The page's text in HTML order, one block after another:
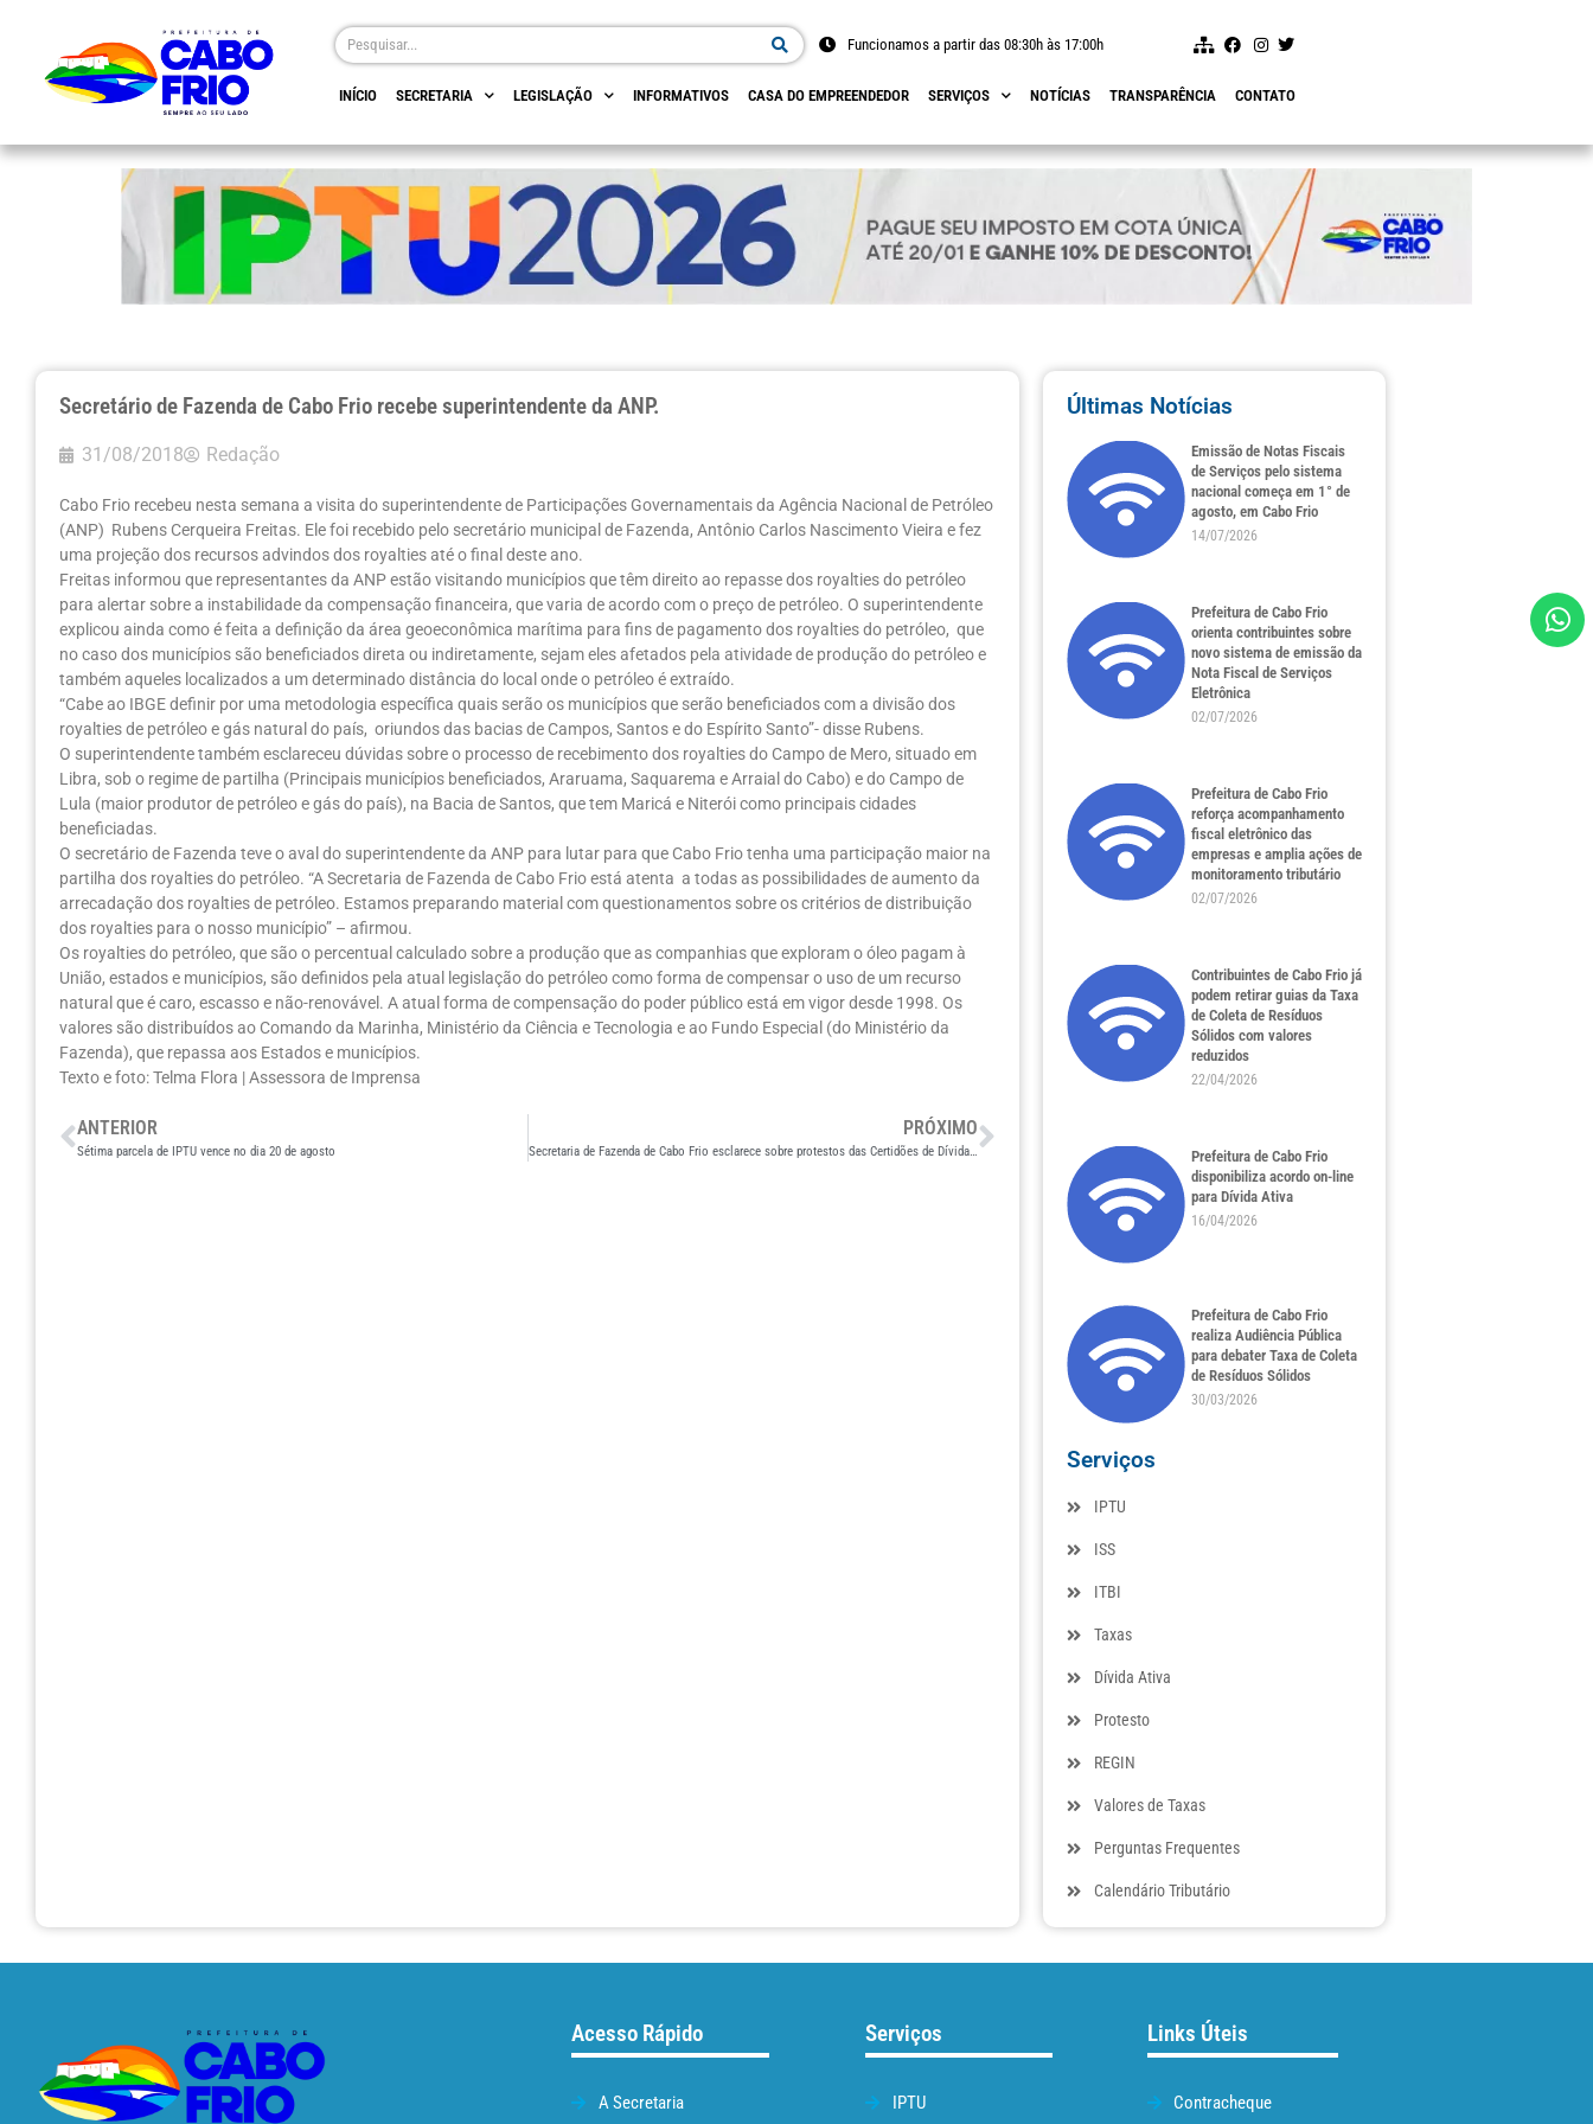
Funcionamos a partir das 08:30h às 17:00h
INÍCIO SECRETARIA LEGISLAÇÃO INFORMATIVOS CASA DO EMPREENDEDOR SERVIÇOS NOTÍCIAS TRANSPARÊNCIA CONTATO
Secretário de Fazenda de Cabo Frio recebe superintendente da ANP.
31/08/2018 Redação
Cabo Frio recebeu nesta semana a visita do superintendente de Participações Governamentais da Agência Nacional de Petróleo
(ANP) Rubens Cerqueira Freitas. Ele foi recebido pelo secretário municipal de Fazenda, Antônio Carlos Nascimento Vieira e fez
uma projeção dos recursos advindos dos royalties até o final deste ano.
Freitas informou que representantes da ANP estão visitando municípios que têm direito ao repasse dos royalties do petróleo
para alertar sobre a instabilidade da compensação financeira, que varia de acordo com o preço de petróleo. O superintendente
explicou ainda como é feita a definição da área geoeconômica marítima para fins de pagamento dos royalties do petróleo, que
no caso dos municípios são beneficiados direta ou indiretamente, sejam eles afetados pela atividade de produção do petróleo e
também aqueles localizados a um determinado distância do local onde o petróleo é extraído.
“Cabe ao IBGE definir por uma metodologia específica quais serão os municípios que serão beneficiados com a divisão dos
royalties de petróleo e gás natural do país, oriundos das bacias de Campos, Santos e do Espírito Santo”- disse Rubens.
O superintendente também esclareceu dúvidas sobre o processo de recebimento dos royalties do Campo de Mero, situado em
Libra, sob o regime de partilha (Principais municípios beneficiados, Araruama, Saquarema e Arraial do Cabo) e do Campo de
Lula (maior produtor de petróleo e gás do país), na Bacia de Santos, que tem Maricá e Niterói como principais cidades
beneficiadas.
O secretário de Fazenda teve o aval do superintendente da ANP para lutar para que Cabo Frio tenha uma participação maior na
partilha dos royalties do petróleo. “A Secretaria de Fazenda de Cabo Frio está atenta a todas as possibilidades de aumento da
arrecadação dos royalties de petróleo. Estamos preparando material com questionamentos sobre os critérios de distribuição
dos royalties para o nosso município” – afirmou.
Os royalties do petróleo, que são o percentual calculado sobre a produção que as companhias que exploram o óleo pagam à
União, estados e municípios, são definidos pela atual legislação do petróleo como forma de compensar o uso de um recurso
natural que é caro, escasso e não-renovável. A atual forma de compensação do poder público está em vigor desde 1998. Os
valores são distribuídos ao Comando da Marinha, Ministério da Ciência e Tecnologia e ao Fundo Especial (do Ministério da
Fazenda), que repassa aos Estados e municípios.
Texto e foto: Telma Flora | Assessora de Imprensa
ANTERIOR
Sétima parcela de IPTU vence no dia 20 de agosto
PRÓXIMO
Secretaria de Fazenda de Cabo Frio esclarece sobre protestos das Certidões de Dívidas Ativas
Últimas Notícias
Emissão de Notas Fiscais
de Serviços pelo sistema
nacional começa em 1° de
agosto, em Cabo Frio
14/07/2026
Prefeitura de Cabo Frio
orienta contribuintes sobre
novo sistema de emissão da
Nota Fiscal de Serviços
Eletrônica
02/07/2026
Prefeitura de Cabo Frio
reforça acompanhamento
fiscal eletrônico das
empresas e amplia ações de
monitoramento tributário
02/07/2026
Contribuintes de Cabo Frio já
podem retirar guias da Taxa
de Coleta de Resíduos
Sólidos com valores
reduzidos
22/04/2026
Prefeitura de Cabo Frio
disponibiliza acordo on-line
para Dívida Ativa
16/04/2026
Prefeitura de Cabo Frio
realiza Audiência Pública
para debater Taxa de Coleta
de Resíduos Sólidos
30/03/2026
Serviços
IPTU
ISS
ITBI
Taxas
Dívida Ativa
Protesto
REGIN
Valores de Taxas
Perguntas Frequentes
Calendário Tributário
Acesso Rápido
A Secretaria
Serviços
IPTU
Links Úteis
Contracheque